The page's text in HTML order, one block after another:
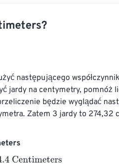
następującego
jardy na centymetry, pomnóż
będzie wyglądać
Zatem 3 jardy to 274,32